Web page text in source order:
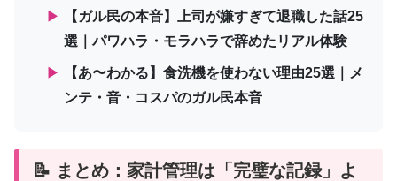
▶
【ガル民の本音】上司が嫌すぎて退職した話25
選｜パワハラ・モラハラで辞めたリアル体験
▶
【あ〜わかる】食洗機を使わない理由25選｜メ
ンテ・音・コスパのガル民本音
📝 まとめ：家計管理は「完璧な記録」よ